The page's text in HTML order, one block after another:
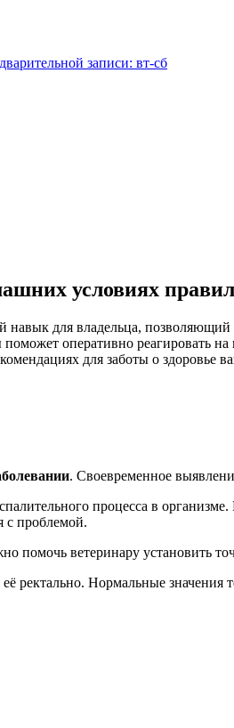
записи: вт-сб
условиях
для владельца,
оперативно реагировать
для заботы о здоровье
. Своевременное
процесса в
с проблемой.
помочь ветеринару установить
ректально. Нормальные значения